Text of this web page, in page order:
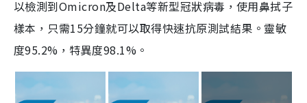
以檢測到Omicron及Delta等新型冠狀病毒，使用鼻拭子
樣本，只需15分鐘就可以取得快速抗原測試結果。靈敏
度95.2%，特異度98.1%。